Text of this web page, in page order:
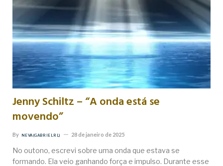
Jenny Schiltz – “A onda está se
movendo”
By NEVA (GABRIEL RL) 28 de janeiro de 2025
No outono, escrevi sobre uma onda que estava se
formando. Ela veio ganhando força e impulso. Durante esse